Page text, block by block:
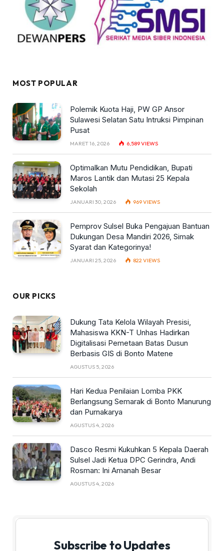
MOST POPULAR
Polemik Kuota Haji, PW GP Ansor
Sulawesi Selatan Satu Intruksi Pimpinan
Pusat
MARET 16, 2026 6,589VIEWS
Optimalkan Mutu Pendidikan, Bupati
Maros Lantik dan Mutasi 25 Kepala
Sekolah
JANUARI 30, 2026 969VIEWS
Pemprov Sulsel Buka Pengajuan Bantuan
Dukungan Desa Mandiri 2026, Simak
Syarat dan Kategorinya!
JANUARI 25, 2026 822 VIEWS
OUR PICKS
Dukung Tata Kelola Wilayah Presisi,
Mahasiswa KKN-T Unhas Hadirkan
Digitalisasi Pemetaan Batas Dusun
Berbasis GIS di Bonto Matene
AGUSTUS 5, 2026
Hari Kedua Penilaian Lomba PKK
Berlangsung Semarak di Bonto Manurung
dan Purnakarya
AGUSTUS 4, 2026
Dasco Resmi Kukuhkan 5 Kepala Daerah
Sulsel Jadi Ketua DPC Gerindra, Andi
Rosman: Ini Amanah Besar
AGUSTUS 4, 2026
Subscribe to Updates